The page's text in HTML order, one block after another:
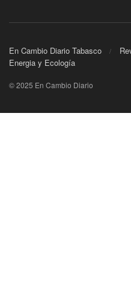
En Cambio Diario Tabasco
Energia y Ecología
© 2025 En Cambio Diario